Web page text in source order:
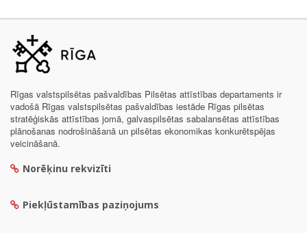
Rīgas valstspilsētas pašvaldības Pilsētas attīstības departaments ir
vadošā Rīgas valstspilsētas pašvaldības iestāde Rīgas pilsētas
stratēģiskās attīstības jomā, galvaspilsētas sabalansētas attīstības
plānošanas nodrošināšanā un pilsētas ekonomikas konkurētspējas
veicināšanā.
Norēķinu rekvizīti
Piekļūstamības paziņojums